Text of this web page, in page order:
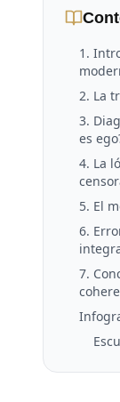
1.
2. La
3.
es
4. La
5. El
6.
7.